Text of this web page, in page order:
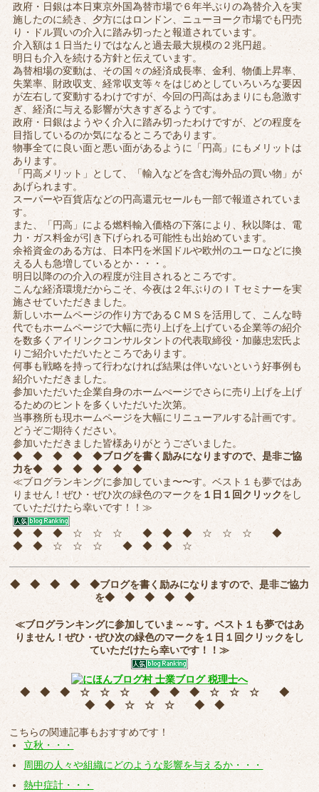
政府・日銀は本日東京外国為替市場で６年半ぶりの為替介入を実
施したのに続き、夕方にはロンドン、ニューヨーク市場でも円売
り・ドル買いの介入に踏み切ったと報道されています。
介入額は１日当たりではなんと過去最大規模の２兆円超。
明日も介入を続ける方針と伝えています。
為替相場の変動は、その国々の経済成長率、金利、物価上昇率、
失業率、財政収支、経常収支等々をはじめとしていろいろな要因
が左右して変動するわけですが、今回の円高はあまりにも急激す
ぎ、経済に与える影響が大きすぎるようです。
政府・日銀はようやく介入に踏み切ったわけですが、どの程度を
目指しているのか気になるところであります。
物事全てに良い面と悪い面があるように「円高」にもメリットは
あります。
「円高メリット」として、「輸入などを含む海外品の買い物」が
あげられます。
スーパーや百貨店などの円高還元セールも一部で報道されていま
す。
また、「円高」による燃料輸入価格の下落により、秋以降は、電
力・ガス料金が引き下げられる可能性も出始めています。
余裕資金のある方は、日本円を米国ドルや欧州のユーロなどに換
える人も急増しているとか・・・。
明日以降のの介入の程度が注目されるところです。
こんな経済環境だからこそ、今夜は２年ぶりのＩＴセミナーを実
施させていただきました。
新しいホームページの作り方であるＣＭＳを活用して、こんな時
代でもホームページで大幅に売り上げを上げている企業等の紹介
を数多くアイリンクコンサルタントの代表取締役・加藤忠宏氏よ
りご紹介いただいたところであります。
何事も戦略を持って行わなければ結果は伴いないという好事例も
紹介いただきました。
参加いただいた企業自身のホームぺージでさらに売り上げを上げ
るためのヒントを多くいただいた次第。
当事務所も現ホームページを大幅にリニューアルする計画です。
どうぞご期待ください。
参加いただきました皆様ありがとうございました。
◆ ◆ ◆ ◆ ◆ブログを書く励みになりますので、是非ご協
力を◆ ◆ ◆ ◆ ◆ ◆
≪ブログランキングに参加していま〜〜す。ベスト１も夢ではあ
りません！ぜひ・ぜひ次の緑色のマークを １日１回クリックをし
ていただけたら幸いです！！≫
◆ ◆ ◆ ☆ ☆ ☆ ◆ ◆ ◆ ☆ ☆ ☆ ◆
◆ ◆ ☆ ☆ ☆ ◆ ◆ ◆ ☆
◆ ◆ ◆ ◆ ◆ブログを書く励みになりますので、是非ご協力
を◆ ◆ ◆ ◆ ◆
≪ブログランキングに参加していま～～す。ベスト１も夢ではあ
りません！ぜひ・ぜひ次の緑色のマークを１日１回クリックをし
ていただけたら幸いです！！≫
◆ ◆ ◆ ☆ ☆ ☆ ◆ ◆ ◆ ☆ ☆ ☆ ◆
◆ ◆ ☆ ☆ ☆ ◆ ◆
こちらの関連記事もおすすめです！
立秋・・・
周囲の人々や組織にどのような影響を与えるか・・・
熱中症計・・・